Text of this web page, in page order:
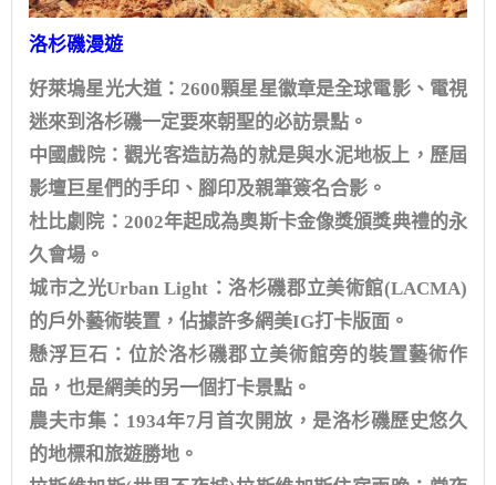
洛杉磯漫遊
好萊塢星光大道：2600顆星星徽章是全球電影、電視
迷來到洛杉磯一定要來朝聖的必訪景點。
中國戲院：觀光客造訪為的就是與水泥地板上，歷屆
影壇巨星們的手印、腳印及親筆簽名合影。
杜比劇院：2002年起成為奧斯卡金像獎頒獎典禮的永
久會場。
城市之光Urban Light：洛杉磯郡立美術館(LACMA)
的戶外藝術裝置，佔據許多網美IG打卡版面。
懸浮巨石：位於洛杉磯郡立美術館旁的裝置藝術作
品，也是網美的另一個打卡景點。
農夫市集：1934年7月首次開放，是洛杉磯歷史悠久
的地標和旅遊勝地。